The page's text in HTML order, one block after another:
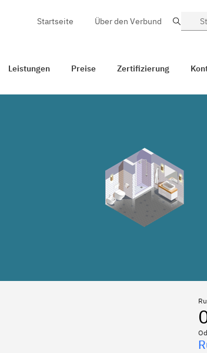
BÜRGERTELEFON
Startseite Über den Verbund Suche
Leistungen Preise Zertifizierung